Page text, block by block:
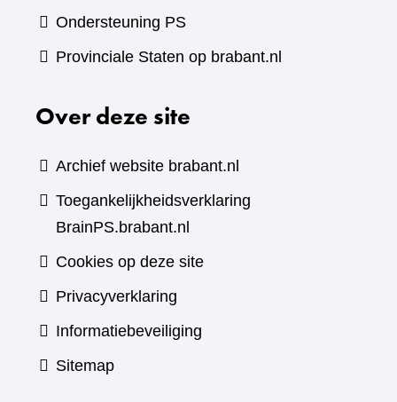
Ondersteuning PS
Provinciale Staten op brabant.nl
Over deze site
Archief website brabant.nl
Toegankelijkheidsverklaring
BrainPS.brabant.nl
Cookies op deze site
Privacyverklaring
Informatiebeveiliging
Sitemap